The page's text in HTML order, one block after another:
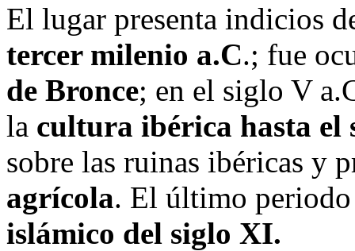
El lugar presenta indicios
tercer milenio a.C.; fue
de Bronce; en el siglo V
la cultura ibérica hasta
sobre las ruinas ibéricas y
agrícola. El último periodo
islámico del siglo XI.